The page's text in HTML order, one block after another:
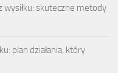
wysiłku: skuteczne metody
plan działania, który